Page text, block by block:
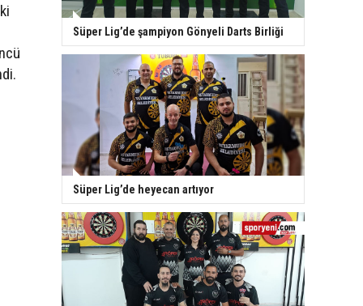
Süper Lig’de şampiyon Gönyeli Darts Birliği
Süper Lig’de heyecan artıyor